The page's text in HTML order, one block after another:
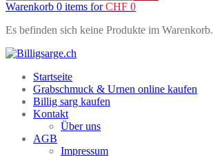
Warenkorb 0 items forCHF 0
Es befinden sich keine Produkte im Warenkorb.
Startseite
Grabschmuck & Urnen online kaufen
Billig sarg kaufen
Kontakt
Über uns
AGB
Impressum